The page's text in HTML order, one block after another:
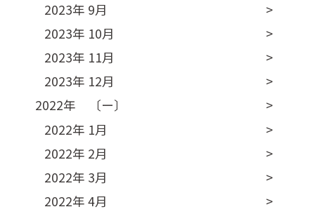
2023年 9月
2023年 10月
2023年 11月
2023年 12月
2022年 〔ー〕
2022年 1月
2022年 2月
2022年 3月
2022年 4月